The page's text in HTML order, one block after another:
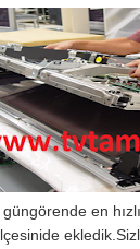
en